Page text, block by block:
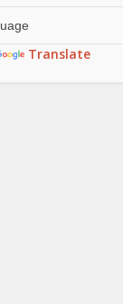
Translate